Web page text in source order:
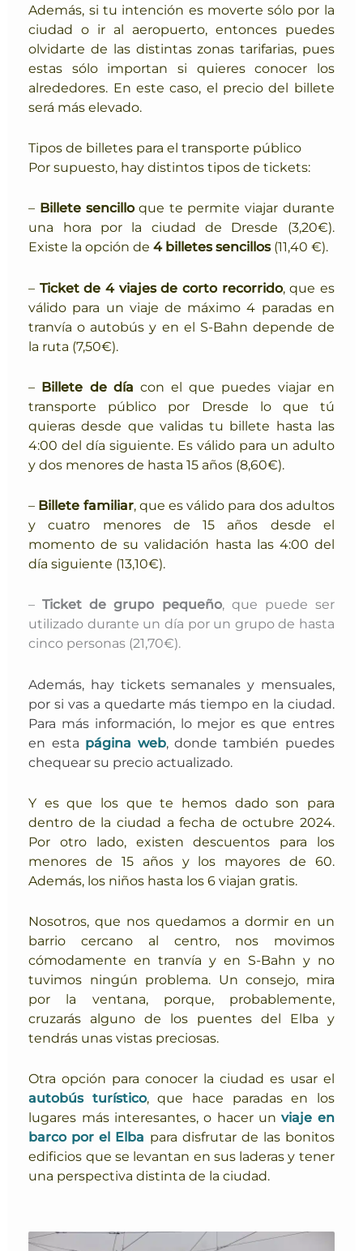
Además, si tu intención es moverte sólo por la
ciudad o ir al aeropuerto, entonces puedes
olvidarte de las distintas zonas tarifarias, pues
estas sólo importan si quieres conocer los
alrededores. En este caso, el precio del billete
será más elevado.
Tipos de billetes para el transporte público
Por supuesto, hay distintos tipos de tickets:
– Billete sencilloque te permite viajar durante
una hora por la ciudad de Dresde (3,20€).
Existe la opción de 4 billetes sencillos (11,40 €).
– Ticket de 4 viajes de corto recorrido, que es
válido para un viaje de máximo 4 paradas en
tranvía o autobús y en el S-Bahn depende de
la ruta (7,50€).
– Billete de día con el que puedes viajar en
transporte público por Dresde lo que tú
quieras desde que validas tu billete hasta las
4:00 del día siguiente. Es válido para un adulto
y dos menores de hasta 15 años (8,60€).
– Billete familiar, que es válido para dos adultos
y cuatro menores de 15 años desde el
momento de su validación hasta las 4:00 del
día siguiente (13,10€).
–Ticket de grupo pequeño, que puede ser
utilizado durante un día por un grupo de hasta
cinco personas (21,70€).
Además, hay tickets semanales y mensuales,
por si vas a quedarte más tiempo en la ciudad.
Para más información, lo mejor es que entres
en esta página web, donde también puedes
chequear su precio actualizado.
Y es que los que te hemos dado son para
dentro de la ciudad a fecha de octubre 2024.
Por otro lado, existen descuentos para los
menores de 15 años y los mayores de 60.
Además, los niños hasta los 6 viajan gratis.
Nosotros, que nos quedamos a dormir en un
barrio cercano al centro, nos movimos
cómodamente en tranvía y en S-Bahn y no
tuvimos ningún problema. Un consejo, mira
por la ventana, porque, probablemente,
cruzarás alguno de los puentes del Elba y
tendrás unas vistas preciosas.
Otra opción para conocer la ciudad es usar el
autobús turístico, que hace paradas en los
lugares más interesantes, o hacer unviaje en
barco por el Elba para disfrutar de las bonitos
edificios que se levantan en sus laderas y tener
una perspectiva distinta de la ciudad.